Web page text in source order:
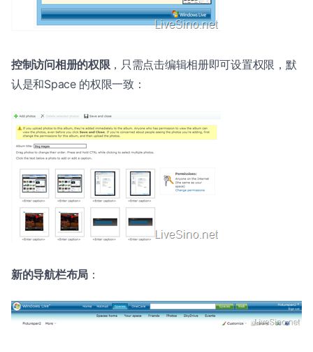
控制访问相册的权限，只需点击编辑相册即可设置权限，默
认是和Space 的权限一致：
新的导航栏布局：